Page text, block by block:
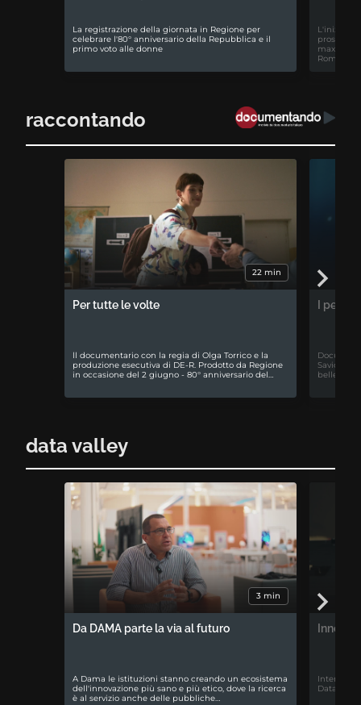
La registrazione della giornata in Regione per
celebrare l'80° anniversario della Repubblica e il
primo voto alle donne
Romagna
raccontando
22 min
Per tutte le volte
ll documentario con la regia di Olga Torrico e la
produzione esecutiva di DE-R. Prodotto da Regione
in occasione del 2 giugno - 80° anniversario del…
I
Savio. La
bellezza
data valley
3 min
Da DAMA parte la via al futuro
A Dama le istituzioni stanno creando un ecosistema
dell'innovazione più sano e più etico, dove la ricerca
è al servizio anche delle pubbliche…
Intervista
Data